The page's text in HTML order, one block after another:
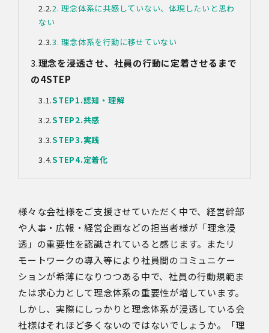
2. 理念体系に共感していない、体現したいと思わ
ない
3. 理念体系を行動に移せていない
理念を浸透させ、社員の行動に定着させるまで
の4STEP
STEP1.認知・理解
STEP2.共感
STEP3.実践
STEP4.定着化
様々な会社様をご支援させていただく中で、経営幹部
や人事・広報・経営企画などの担当者様が「理念浸
透」の重要性を認識されていると感じます。またリ
モートワークの導入等により社員間のコミュニケー
ションが希薄になりつつある中で、社員の行動規範ま
たは求心力として理念体系の重要性が増しています。
しかし、実際にしっかりと理念体系が浸透している会
社様はそれほど多くないのではないでしょうか。「理